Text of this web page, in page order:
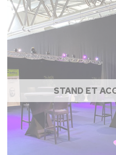
STAND ET